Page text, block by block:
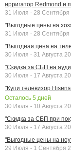
ирригатор Redmond и
31 Июля - 28 Сентября
"Выгодные цены на
31 Июля - 28 Сентября
"Выгодная цена на
30 Июля - 31 Августа
"Скидка за СБП на
30 Июля - 17 Августа
"Купи телевизор
Осталось 5 дней
30 Июля - 10 Августа
"Скидка за СБП при
30 Июля - 17 Августа
"Выгодные цены на
29 Июля - 1 Сентября